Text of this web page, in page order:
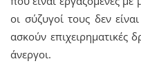
οι σύζυγοί τους δεν
ασκούν επιχειρηματικές
άνεργοι.